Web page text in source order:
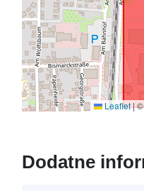
Leaflet|
Dodatne